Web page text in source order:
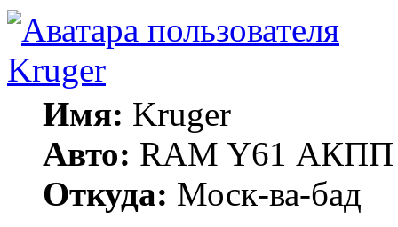
Kruger
Имя: Kruger
Авто: RAM Y61 АКПП
Откуда: Моск-ва-бад